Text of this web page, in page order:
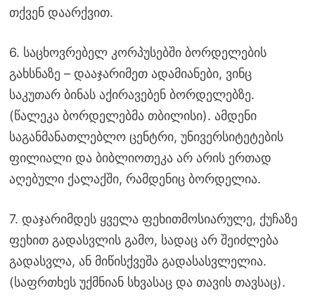
თქვენ დაარქვით.
6. საცხოვრებელ კორპუსებში ბორდელების
გახსნაზე – დააჯარიმეთ ადამიანები, ვინც
საკუთარ ბინას აქირავებენ ბორდელებზე.
(წალეკა ბორდელებმა თბილისი). ამდენი
საგანმანათლებლო ცენტრი, უნივერსიტეტების
ფილიალი და ბიბლიოთეკა არ არის ერთად
აღებული ქალაქში, რამდენიც ბორდელია.
7. დაჯარიმდეს ყველა ფეხითმოსიარულე, ქუჩაზე
ფეხით გადასვლის გამო, სადაც არ შეიძლება
გადასვლა, ან მიწისქვეშა გადასასვლელია.
(საფრთხეს უქმნიან სხვასაც და თავის თავსაც).